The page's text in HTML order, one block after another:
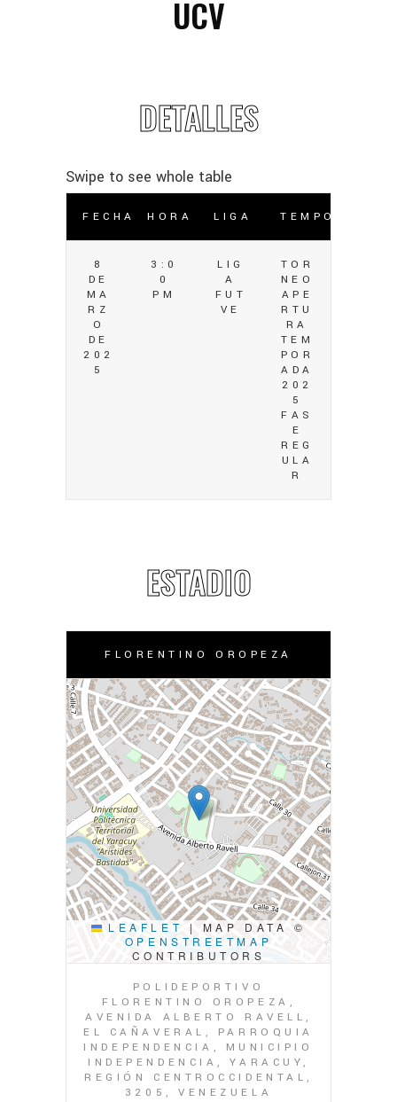
UCV
DETALLES
FECHA HORA LIGA TEMPORADA
8
DE
MA
RZ
O
DE
202
5
3:0
0
PM
LIG
A
FUT
VE
TOR
NEO
APE
RTU
RA
TEM
POR
ADA
202
5
FAS
E
REG
ULA
R
ESTADIO
FLORENTINO OROPEZA
LEAFLET |
MAP DATA ©
OPENSTREETMAP
CONTRIBUTORS
POLIDEPORTIVO
FLORENTINO OROPEZA,
AVENIDA ALBERTO RAVELL,
EL CAÑAVERAL, PARROQUIA
INDEPENDENCIA, MUNICIPIO
INDEPENDENCIA, YARACUY,
REGIÓN CENTROCCIDENTAL,
3205, VENEZUELA